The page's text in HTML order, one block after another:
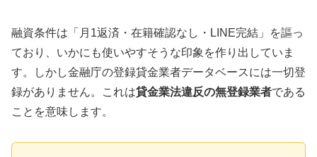
融資条件は「月1返済・在籍確認なし・LINE完結」を謳っ
ており、いかにも使いやすそうな印象を作り出していま
す。しかし金融庁の登録貸金業者データベースには一切登
録がありません。これは貸金業法違反の無登録業者である
ことを意味します。